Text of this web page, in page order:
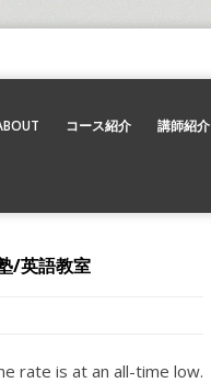
コース紹介 講師紹介
/英語教室
rate is at an all-time low.